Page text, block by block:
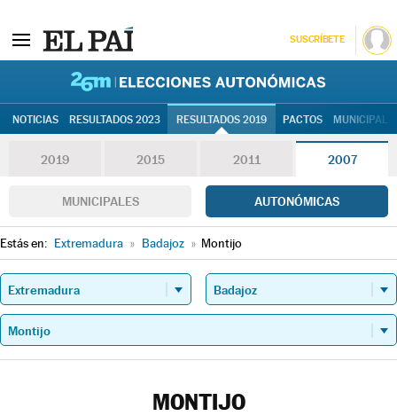
SUSCRÍBETE
NOTICIAS RESULTADOS 2023 RESULTADOS 2019 PACTOS
2019 2015 2011 2007
MUNICIPALES AUTONÓMICAS
Estás en: Extremadura » Badajoz » Montijo
MONTIJO